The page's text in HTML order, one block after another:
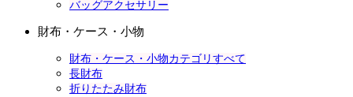
バッグアクセサリー
財布・ケース・小物
財布・ケース・小物カテゴリすべて
長財布
折りたたみ財布